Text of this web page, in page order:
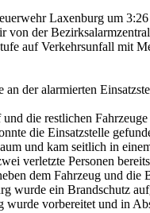
Laxenburg um
der
auf Verkehrsunfall mit
der alarmierten
die restlichen
die Einsatzstelle
und kam seitlich in
verletzte Personen
dem Fahrzeug und
wurde ein Brandschutz
wurde vorbereitet und in